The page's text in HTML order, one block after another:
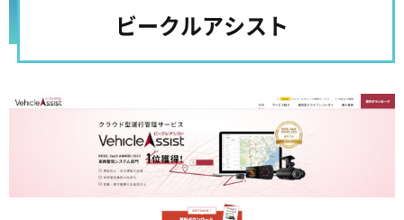
ビークルアシスト